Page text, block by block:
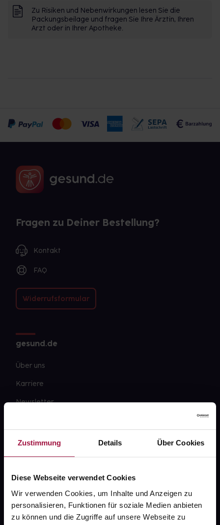
Zustimmung Details Über Cookies
Diese Webseite verwendet Cookies
Wir verwenden Cookies, um Inhalte und Anzeigen zu
personalisieren, Funktionen für soziale Medien anbieten
zu können und die Zugriffe auf unsere Webseite zu
Zu Risiken und Nebenwirkungen lesen Sie die
Packungsbeilage und fragen Sie Ihre Ärztin, Ihren
Arzt oder in Ihrer Apotheke.
Fragen zu Deiner Bestellung?
Kontakt
FAQ
Widerrufsformular
gesund.de
Über uns
Karriere
Newsletter
PAYBACK
gesund-versorger.de
Sanitätshäuser
Datenschutz